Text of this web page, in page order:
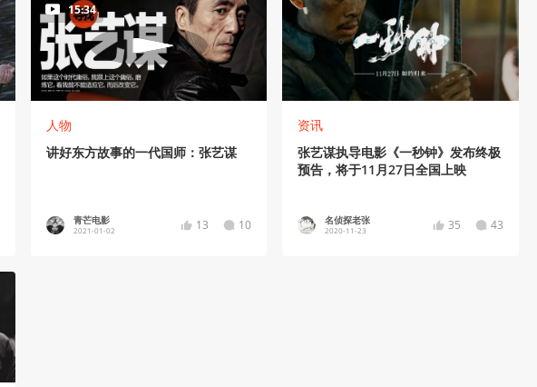
15:34
人物
讲好东方故事的一代国师：张艺谋
青芒电影
2021-01-02 13 10
资讯
张艺谋执导电影《一秒钟》发布终极
预告，将于11月27日全国上映
名侦探老张
2020-11-23 35 43